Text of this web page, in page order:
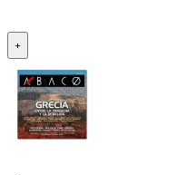
+